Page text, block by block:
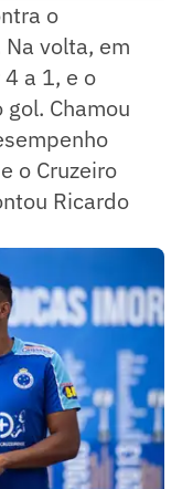
o
volta, em
a 1, e o
Chamou
o Cruzeiro
Ricardo